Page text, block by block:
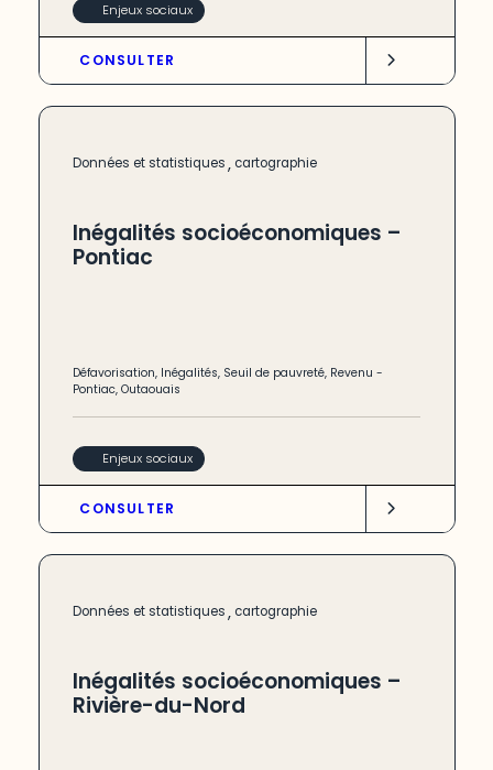
Enjeux sociaux
CONSULTER
Données et statistiques, cartographie
Inégalités socioéconomiques –
Pontiac
Défavorisation, Inégalités, Seuil de pauvreté, Revenu -
Pontiac,Outaouais
Enjeux sociaux
CONSULTER
Données et statistiques, cartographie
Inégalités socioéconomiques –
Rivière-du-Nord